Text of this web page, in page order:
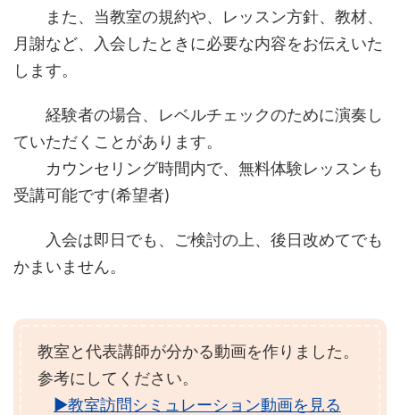
また、当教室の規約や、レッスン方針、教材、
月謝など、入会したときに必要な内容をお伝えいた
します。
経験者の場合、レベルチェックのために演奏し
ていただくことがあります。
カウンセリング時間内で、無料体験レッスンも
受講可能です(希望者)
入会は即日でも、ご検討の上、後日改めてでも
かまいません。
教室と代表講師が分かる動画を作りました。
参考にしてください。
▶教室訪問シミュレーション動画を見る